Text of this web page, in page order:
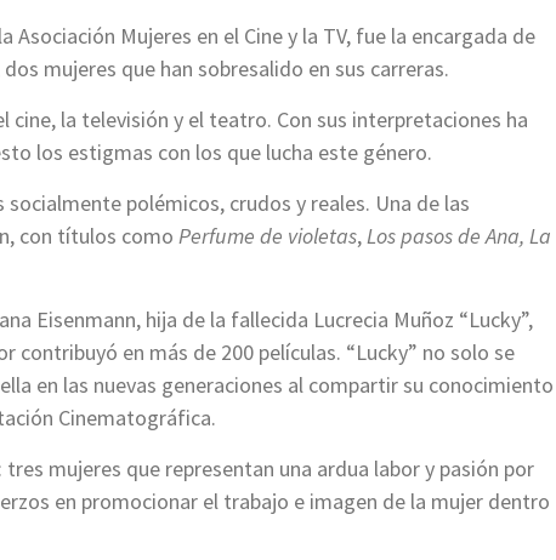
Asociación Mujeres en el Cine y la TV, fue la encargada de
mujeres que han sobresalido en sus carreras.
cine, la televisión y el teatro. Con sus interpretaciones ha
los estigmas con los que lucha este género.
polémicos, crudos y reales. Una de las
con títulos como Perfume de violetas,Los pasos de Ana, La
Eisenmann, hija de la fallecida Lucrecia Muñoz “Lucky”,
en más de 200 películas. “Lucky” no solo se
en las nuevas generaciones al compartir su conocimiento
Cinematográfica.
mujeres que representan una ardua labor y pasión por
en promocionar el trabajo e imagen de la mujer dentro